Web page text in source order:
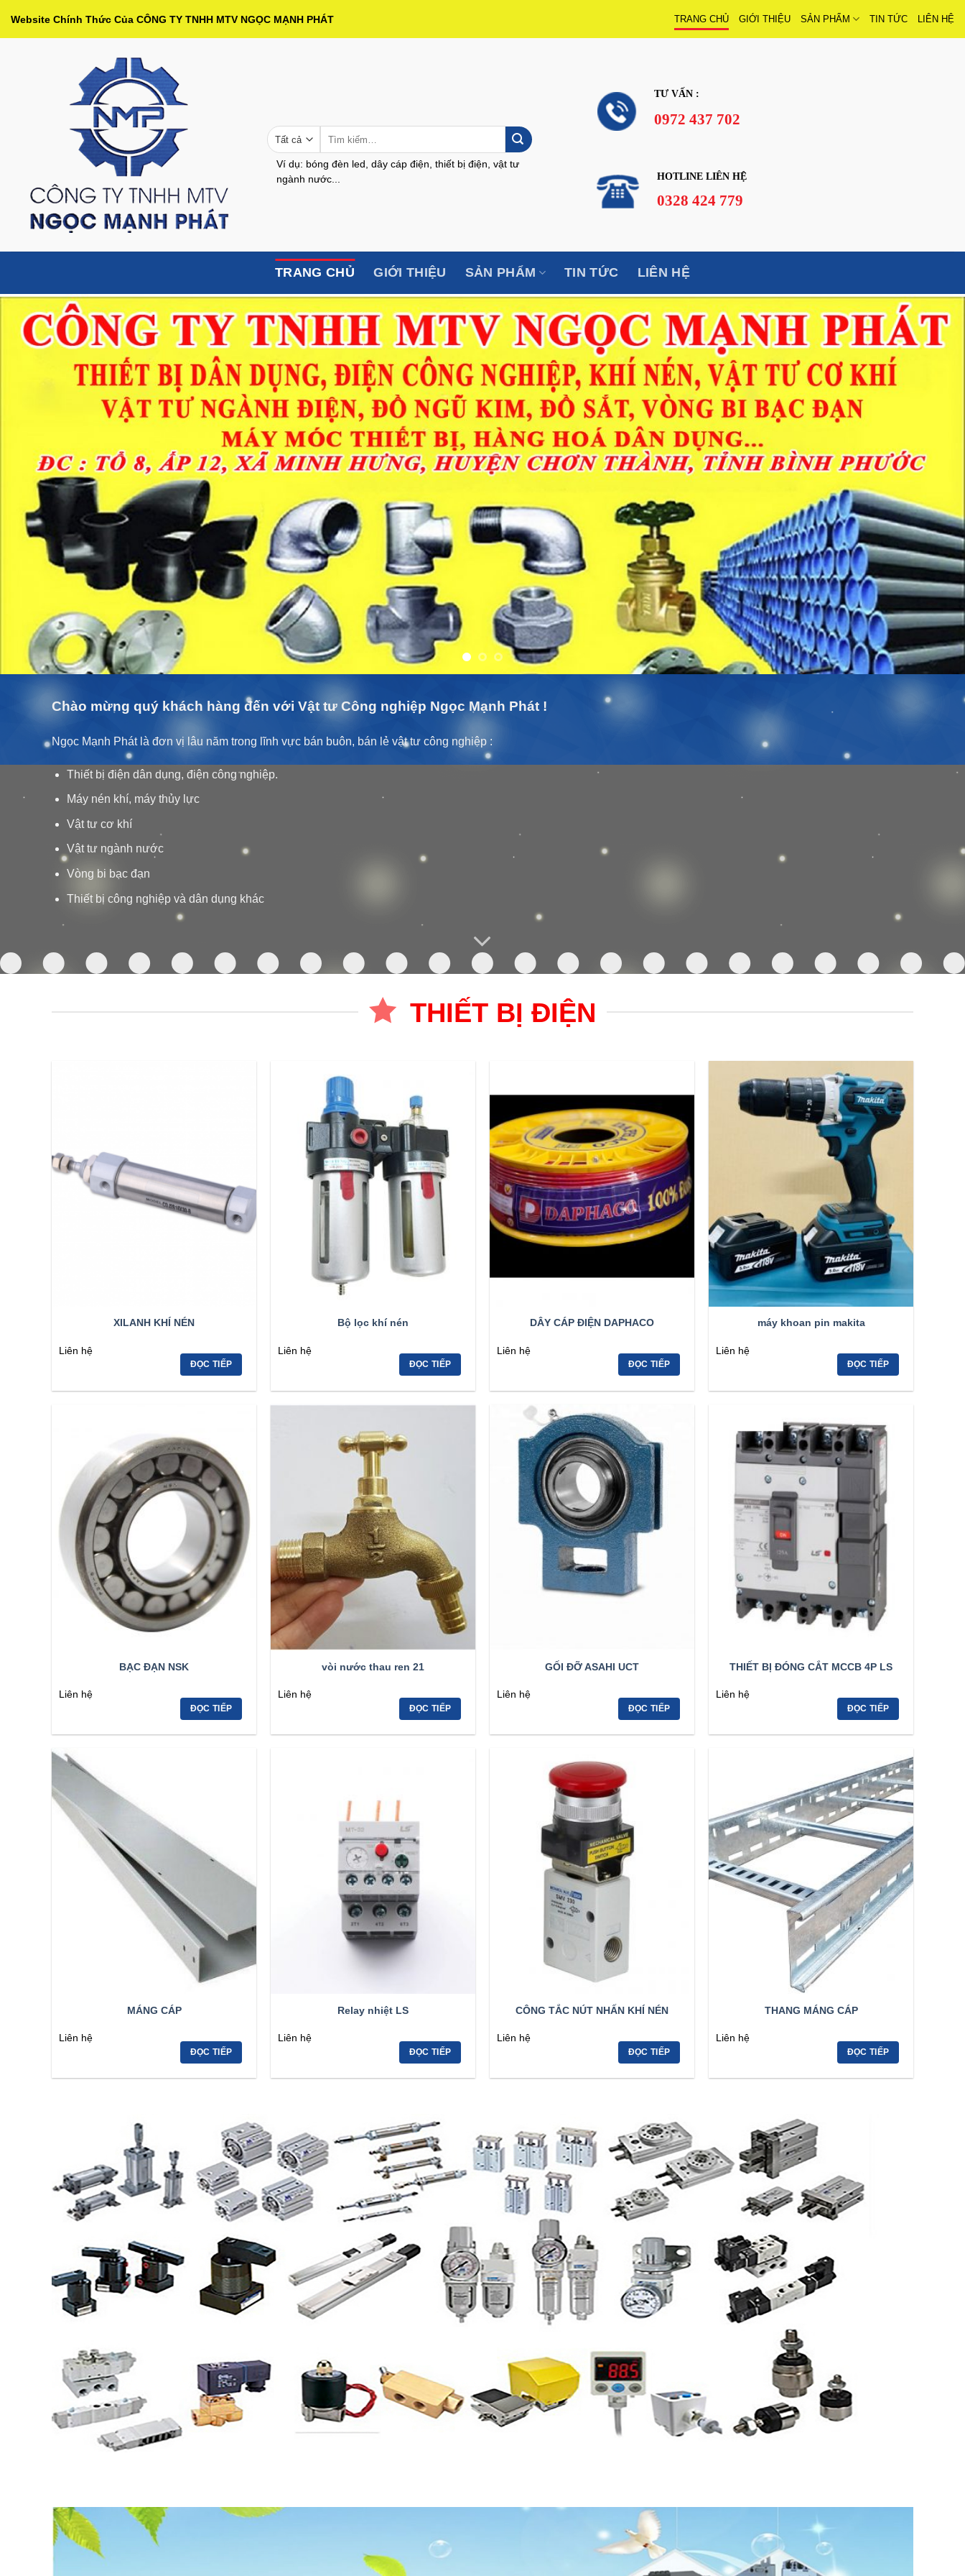
qua
Website Chính Thức Của CÔNG TY TNHH MTV NGỌC MẠNH PHÁT TRANG CHỦ GIỚI THIỆU SẢN PHẨM TIN TỨC LIÊN HỆ
kiếm:
Ví dụ: bóng đèn led, dây cáp điện, thiết bị điện, vật tư
ngành nước...
TƯ VẤN :
0972 437 702
HOTLINE LIÊN HỆ
0328 424 779
TRANG CHỦ GIỚI THIỆU SẢN PHẨM TIN TỨC LIÊN HỆ
Chào mừng quý khách hàng đến với Vật tư Công nghiệp Ngọc Mạnh Phát !
Ngọc Mạnh Phát là đơn vị lâu năm trong lĩnh vực bán buôn, bán lẻ vật tư công nghiệp :
Thiết bị điện dân dụng, điện công nghiệp.
Máy nén khí, máy thủy lực
Vật tư cơ khí
Vật tư ngành nước
Vòng bi bạc đạn
Thiết bị công nghiệp và dân dụng khác
THIẾT BỊ ĐIỆN
XILANH KHÍ NÉN
Liên hệ
ĐỌC TIẾP
Bộ lọc khí nén
Liên hệ
ĐỌC TIẾP
DÂY CÁP ĐIỆN DAPHACO
Liên hệ
ĐỌC TIẾP
máy khoan pin makita
Liên hệ
ĐỌC TIẾP
BẠC ĐẠN NSK
Liên hệ
ĐỌC TIẾP
vòi nước thau ren 21
Liên hệ
ĐỌC TIẾP
GỐI ĐỠ ASAHI UCT
Liên hệ
ĐỌC TIẾP
THIẾT BỊ ĐÓNG CẮT MCCB 4P LS
Liên hệ
ĐỌC TIẾP
MÁNG CÁP
Liên hệ
ĐỌC TIẾP
Relay nhiệt LS
Liên hệ
ĐỌC TIẾP
CÔNG TẮC NÚT NHẤN KHÍ NÉN
Liên hệ
ĐỌC TIẾP
THANG MÁNG CÁP
Liên hệ
ĐỌC TIẾP